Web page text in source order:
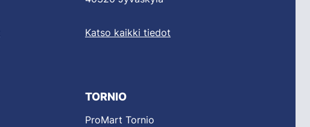
Katso kaikki tiedot
TORNIO
ProMart Tornio